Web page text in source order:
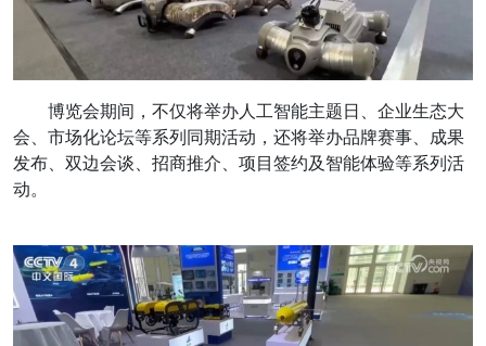
博览会期间，不仅将举办人工智能主题日、企业生态大
会、市场化论坛等系列同期活动，还将举办品牌赛事、成果
发布、双边会谈、招商推介、项目签约及智能体验等系列活
动。